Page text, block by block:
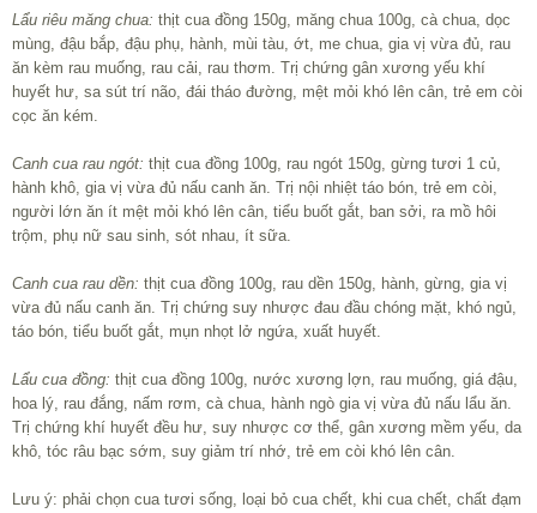
Lẩu riêu măng chua: thịt cua đồng 150g, măng chua 100g, cà chua, dọc
mùng, đậu bắp, đậu phụ, hành, mùi tàu, ớt, me chua, gia vị vừa đủ, rau
ăn kèm rau muống, rau cải, rau thơm. Trị chứng gân xương yếu khí
huyết hư, sa sút trí não, đái tháo đường, mệt mỏi khó lên cân, trẻ em còi
cọc ăn kém.
Canh cua rau ngót: thịt cua đồng 100g, rau ngót 150g, gừng tươi 1 củ,
hành khô, gia vị vừa đủ nấu canh ăn. Trị nội nhiệt táo bón, trẻ em còi,
người lớn ăn ít mệt mỏi khó lên cân, tiểu buốt gắt, ban sởi, ra mồ hôi
trộm, phụ nữ sau sinh, sót nhau, ít sữa.
Canh cua rau dền: thịt cua đồng 100g, rau dền 150g, hành, gừng, gia vị
vừa đủ nấu canh ăn. Trị chứng suy nhược đau đầu chóng mặt, khó ngủ,
táo bón, tiểu buốt gắt, mụn nhọt lở ngứa, xuất huyết.
Lẩu cua đồng: thịt cua đồng 100g, nước xương lợn, rau muống, giá đậu,
hoa lý, rau đắng, nấm rơm, cà chua, hành ngò gia vị vừa đủ nấu lẩu ăn.
Trị chứng khí huyết đều hư, suy nhược cơ thể, gân xương mềm yếu, da
khô, tóc râu bạc sớm, suy giảm trí nhớ, trẻ em còi khó lên cân.
Lưu ý: phải chọn cua tươi sống, loại bỏ cua chết, khi cua chết, chất đạm